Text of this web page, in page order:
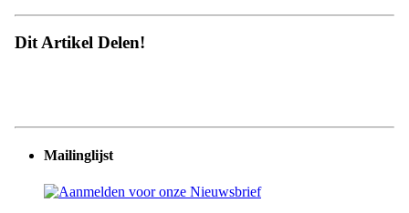
Dit Artikel Delen!
Mailinglijst